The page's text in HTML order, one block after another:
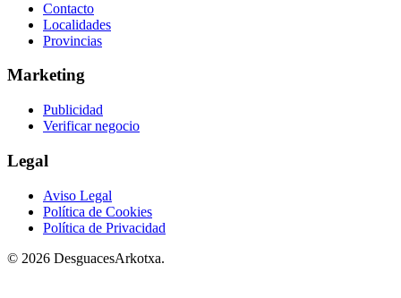
Contacto
Localidades
Provincias
Marketing
Publicidad
Verificar negocio
Legal
Aviso Legal
Política de Cookies
Política de Privacidad
© 2026 DesguacesArkotxa.